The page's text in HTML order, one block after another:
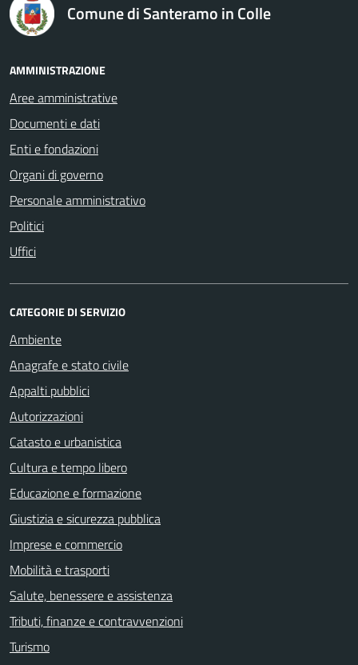
Comune di Santeramo in Colle
AMMINISTRAZIONE
Aree amministrative
Documenti e dati
Enti e fondazioni
Organi di governo
Personale amministrativo
Politici
Uffici
CATEGORIE DI SERVIZIO
Ambiente
Anagrafe e stato civile
Appalti pubblici
Autorizzazioni
Catasto e urbanistica
Cultura e tempo libero
Educazione e formazione
Giustizia e sicurezza pubblica
Imprese e commercio
Mobilità e trasporti
Salute, benessere e assistenza
Tributi, finanze e contravvenzioni
Turismo